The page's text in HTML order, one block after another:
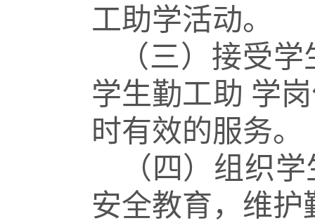
工助学活动。
（三）接受
学生勤工助 学
时有效的服务。
（四）组织
安全教育， 维护